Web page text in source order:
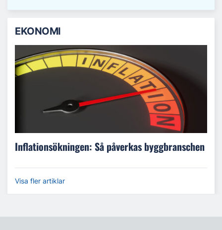
EKONOMI
Inflationsökningen: Så påverkas byggbranschen
Visa fler artiklar